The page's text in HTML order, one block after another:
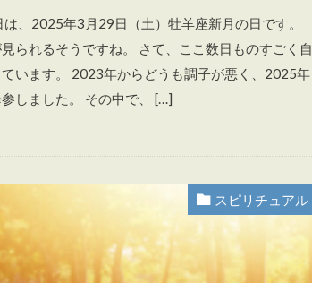
、2025年3月29日（土）牡羊座新月の日です。
られるそうですね。 さて、ここ数日ものすごく自
います。 2023年からどうも調子が悪く、2025年
しました。 その中で、 […]
スピリチュアル